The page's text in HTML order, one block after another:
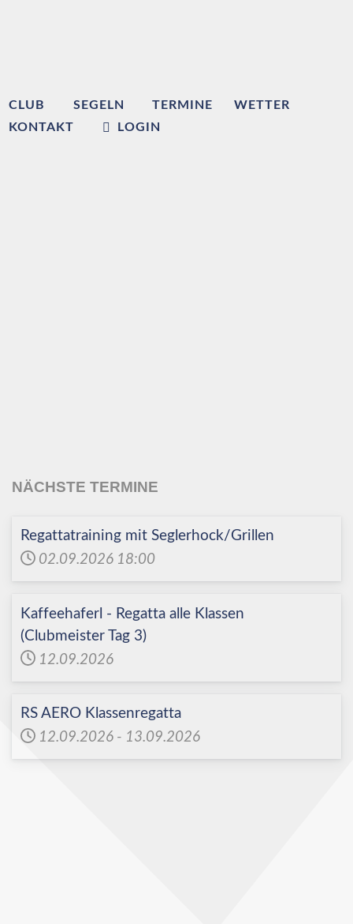
CLUB SEGELN TERMINE
WETTER
KONTAKT
LOGIN
NÄCHSTE TERMINE
Regattatraining mit Seglerhock/Grillen
02.09.2026 18:00
Kaffeehaferl - Regatta alle Klassen
(Clubmeister Tag 3)
12.09.2026
RS AERO Klassenregatta
12.09.2026 - 13.09.2026